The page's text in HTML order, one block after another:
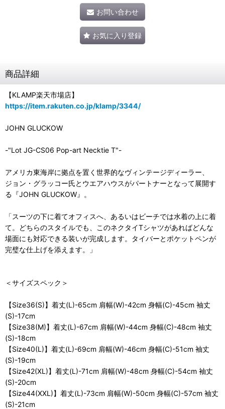
お問い合わせ
お気に入り登録
商品詳細
【KLAMP楽天市場店】
https://item.rakuten.co.jp/klamp/3344/
JOHN GLUCKOW
-"Lot JG-CS06 Pop-art Necktie T"-
アメリカ東海岸に拠点を置く世界的なヴィンテージディーラー、
ジョン・グラッコー氏とウエアハウスがパートナーとなって展開す
る『JOHN GLUCKOW』。
「スーツの下に着てオフィスへ、あるいはビーチでは水着の上に着
て。どちらのスタイルでも、このネクタイTシャツがあればどんな
場面にも対応できる装いが完成します。タイバーとポケットペンが
完璧な仕上げを添えます。」
＜サイズスペック＞
【Size36(S)】着丈(L)-65cm 肩幅(W)-42cm 身幅(C)-45cm 袖丈
(S)-17cm
【Size38(M)】着丈(L)-67cm 肩幅(W)-44cm 身幅(C)-48cm 袖丈
(S)-18cm
【Size40(L)】着丈(L)-69cm 肩幅(W)-46cm 身幅(C)-51cm 袖丈
(S)-19cm
【Size42(XL)】着丈(L)-71cm 肩幅(W)-48cm 身幅(C)-54cm 袖丈
(S)-20cm
【Size44(XXL)】着丈(L)-73cm 肩幅(W)-50cm 身幅(C)-57cm 袖丈
(S)-21cm